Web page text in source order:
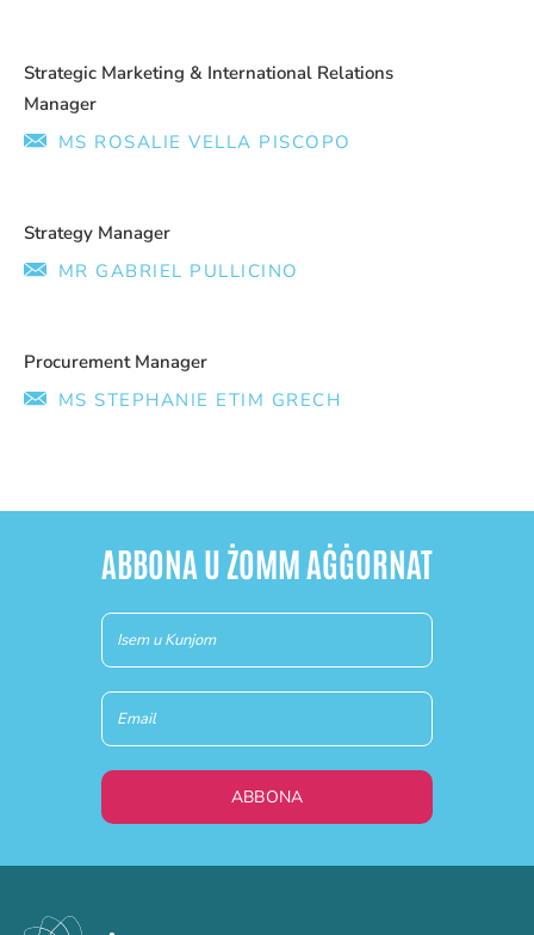
Strategic Marketing & International Relations
Manager
MS ROSALIE VELLA PISCOPO
Strategy Manager
MR GABRIEL PULLICINO
Procurement Manager
MS STEPHANIE ETIM GRECH
ABBONA U ŻOMM AĠĠORNAT
Newsletter
(MT)
ABBONA